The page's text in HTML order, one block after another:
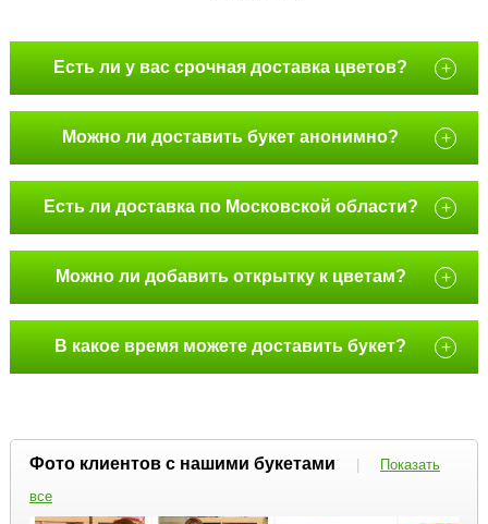
Есть ли у вас срочная доставка цветов? +
Можно ли доставить букет анонимно? +
Есть ли доставка по Московской области? +
Можно ли добавить открытку к цветам? +
В какое время можете доставить букет? +
Фото клиентов с нашими букетами |
Показать
все